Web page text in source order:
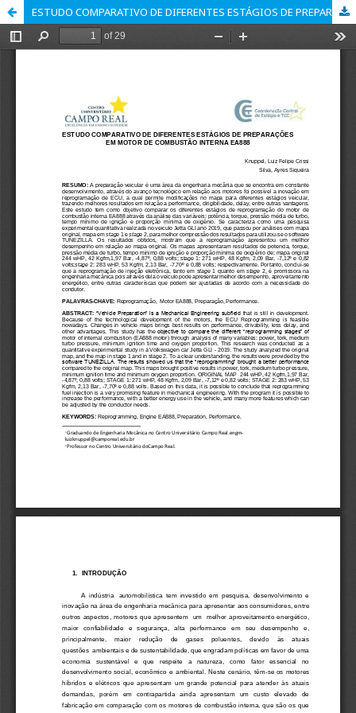
ESTUDO COMPARATIVO DE DIFERENTES ESTÁGIOS DE PREPARAÇÕES EM MOTOR DE COMBUSTÃO INTERNA EA888